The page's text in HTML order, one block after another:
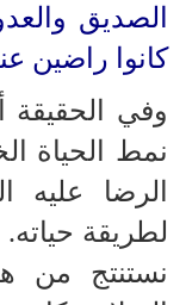
الصديق
كانوا راضين
وفي
نمط الحياة
الرضا عليه
لطريقة
نستنتج من